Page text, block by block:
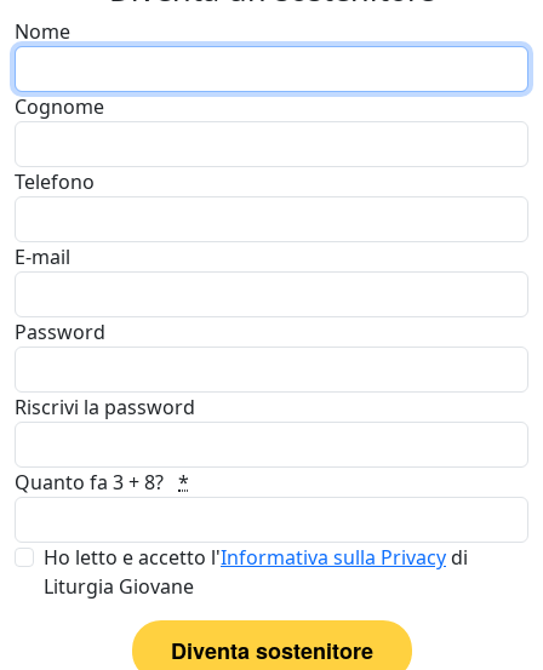
Nome
Cognome
Telefono
E-mail
Password
Riscrivi la password
Quanto fa 3 + 8? *
Ho letto e accetto l'Informativa sulla Privacydi
Liturgia Giovane